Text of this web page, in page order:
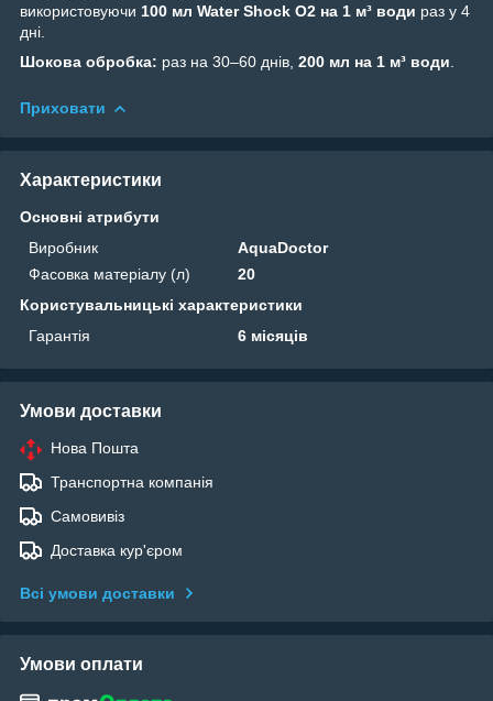
використовуючи 100 мл Water Shock O2 на 1 м³ води раз у 4
дні.
Шокова обробка: раз на 30–60 днів, 200 мл на 1 м³ води
Приховати
Характеристики
Основні атрибути
Виробник
AquaDoctor
Фасовка матеріалу (л)
20
Користувальницькі характеристики
Гарантія
6 місяців
Умови доставки
Нова Пошта
Транспортна компанія
Самовивіз
Доставка кур'єром
Всі умови доставки
Умови оплати